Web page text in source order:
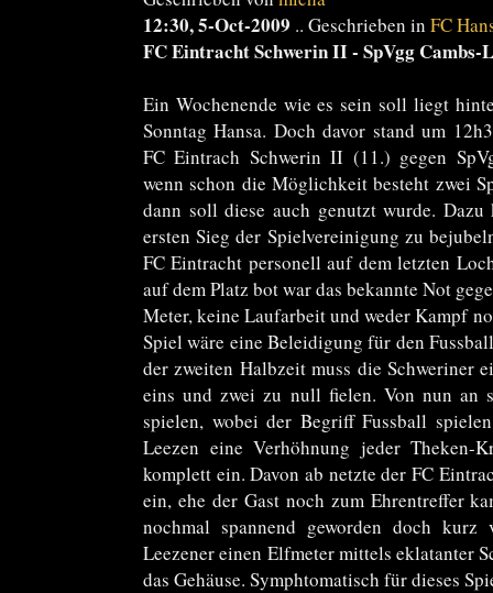
12:30, 5-Oct-2009 .. Geschrieben in FC
FC Eintracht Schwerin II - SpVgg Cambs-
Ein Wochenende wie es sein soll liegt
Sonntag Hansa. Doch davor stand um
FC Eintrach Schwerin II (11.) gegen
wenn schon die Möglichkeit besteht zwei
dann soll diese auch genutzt wurde.
ersten Sieg der Spielvereinigung zu
FC Eintracht personell auf dem letzten
auf dem Platz bot war das bekannte Not
Meter, keine Laufarbeit und weder Kampf
Spiel wäre eine Beleidigung für den
der zweiten Halbzeit muss die Schweriner
eins und zwei zu null fielen. Von nun an
spielen, wobei der Begriff Fussball
Leezen eine Verhöhnung jeder Theken-
komplett ein. Davon ab netzte der FC
ein, ehe der Gast noch zum Ehrentreffer
nochmal spannend geworden doch kurz
Leezener einen Elfmeter mittels eklatanter
das Gehäuse. Symphtomatisch für dieses